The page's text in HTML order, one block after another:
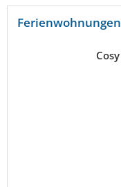
Ferienwohnungen
Cosy